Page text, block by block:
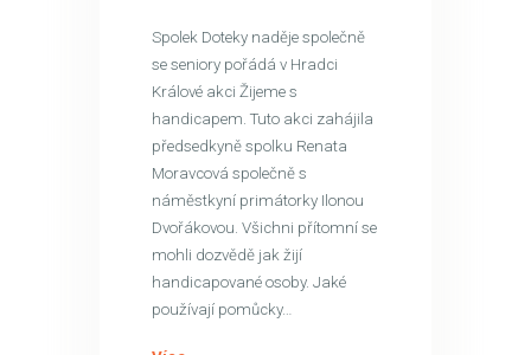
Spolek Doteky naděje společně
se seniory pořádá v Hradci
Králové akci Žijeme s
handicapem. Tuto akci zahájila
předsedkyně spolku Renata
Moravcová společně s
náměstkyní primátorky Ilonou
Dvořákovou. Všichni přítomní se
mohli dozvědě jak žijí
handicapované osoby. Jaké
používají pomůcky…